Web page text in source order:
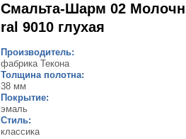
Смальта-Шарм 02
ral 9010 глухая
Производитель:
фабрика Текона
Толщина полотна:
38 мм
Покрытие:
эмаль
Стиль:
классика